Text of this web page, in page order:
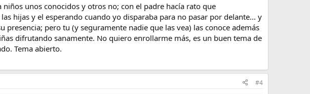
niños unos conocidos y otros no; con el padre hacía rato que
hijas y el esperando cuando yo disparaba para no pasar por delante... y
pero tu (y seguramente nadie que las vea) las conoce además
difrutando sanamente. No quiero enrollarme más, es un buen tema de
Tema abierto.
#4